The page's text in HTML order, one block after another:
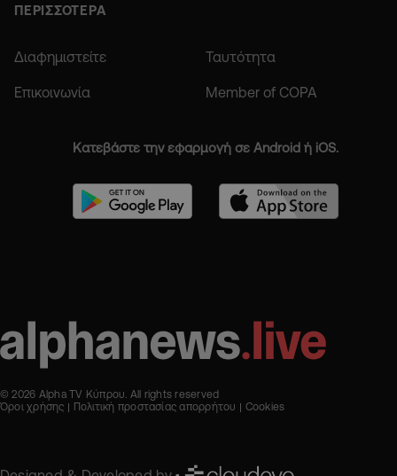
ΠΕΡΙΣΣΟΤΕΡΑ
Διαφημιστείτε Ταυτότητα
Επικοινωνία Member of COPA
Κατεβάστε την εφαρμογή σε Android ή iOS.
© 2026 Alpha TV Κύπρου. All rights reserved
Όροι χρήσης
Πολιτική προστασίας απορρήτου Cookies